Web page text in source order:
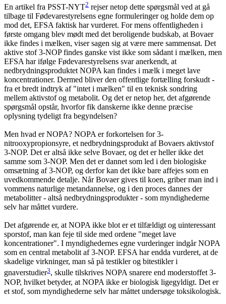
En artikel fra PSST-NYT2 rejser netop dette spørgsmål ved at gå
tilbage til Fødevarestyrelsens egne formuleringer og holde dem op
mod det, EFSA faktisk har vurderet. For mens offentligheden i
første omgang blev mødt med det beroligende budskab, at Bovaer
ikke findes i mælken, viser sagen sig at være mere sammensat. Det
aktive stof 3-NOP findes ganske vist ikke som sådant i mælken, men
EFSA har ifølge Fødevarestyrelsens svar anerkendt, at
nedbrydningsproduktet NOPA kan findes i mælk i meget lave
koncentrationer. Dermed bliver den offentlige fortælling forskudt -
fra et bredt indtryk af "intet i mælken" til en teknisk sondring
mellem aktivstof og metabolit. Og det er netop her, det afgørende
spørgsmål opstår, hvorfor fik danskerne ikke denne præcise
oplysning tydeligt fra begyndelsen?
Men hvad er NOPA? NOPA er forkortelsen for 3-
nitrooxypropionsyre, et nedbrydningsprodukt af Bovaers aktivstof
3-NOP. Det er altså ikke selve Bovaer, og det er heller ikke det
samme som 3-NOP. Men det er dannet som led i den biologiske
omsætning af 3-NOP, og derfor kan det ikke bare affejes som en
uvedkommende detalje. Når Bovaer gives til koen, griber man ind i
vommens naturlige metandannelse, og i den proces dannes der
metabolitter - altså nedbrydningsprodukter - som myndighederne
selv har måttet vurdere.
Det afgørende er, at NOPA ikke blot er et tilfældigt og uinteressant
sporstof, man kan feje til side med ordene "meget lave
koncentrationer". I myndighedernes egne vurderinger indgår NOPA
som en central metabolit af 3-NOP. EFSA har endda vurderet, at de
skadelige virkninger, man så på testikler og bitestikler i
gnaverstudier3, skulle tilskrives NOPA snarere end moderstoffet 3-
NOP, hvilket betyder, at NOPA ikke er biologisk ligegyldigt. Det er
et stof, som myndighederne selv har måttet undersøge toksikologisk.